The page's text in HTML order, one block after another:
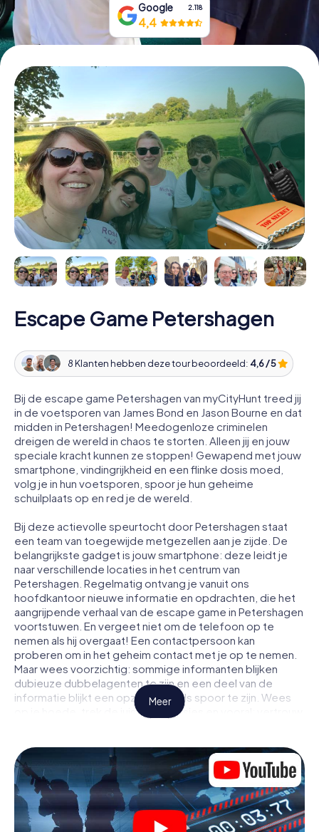
Google 2.118
4,4
Escape Game Petershagen
8 Klanten hebben deze tour beoordeeld: 4,6 / 5
Bij de escape game Petershagen van myCityHunt treed jij
in de voetsporen van James Bond en Jason Bourne en dat
midden in Petershagen! Meedogenloze criminelen
dreigen de wereld in chaos te storten. Alleen jij en jouw
speciale kracht kunnen ze stoppen! Gewapend met jouw
smartphone, vindingrijkheid en een flinke dosis moed,
volg je in hun voetsporen, spoor je hun geheime
schuilplaats op en red je de wereld.
Bij deze actievolle speurtocht door Petershagen staat
een team van toegewijde metgezellen aan je zijde. De
belangrijkste gadget is jouw smartphone: deze leidt je
naar verschillende locaties in het centrum van
Petershagen. Regelmatig ontvang je vanuit ons
hoofdkantoor nieuwe informatie en opdrachten, die het
aangrijpende verhaal van de escape game in Petershagen
voortstuwen. En vergeet niet om de telefoon op te
nemen als hij overgaat! Een contactpersoon kan
proberen om in het geheim contact met je op te nemen.
Maar wees voorzichtig: sommige informanten blijken
dubieuze dubbelagenten te zijn en een deel van de
informatie blijkt een opzettelijk vals spoor te zijn. Wees
op je hoede, trek de juiste conclusies en vooral: vertrouw
Anders dan in een klassieke escaperoom in Petershagen
zit je niet opgesloten in een kamer waaruit je jezelf binnen
een bepaald tijdvenster moet bevrijden. Met deze
speurtocht met een smartphone wordt heel Petershagen
jouw speelveld! De technische voorwaarden voor jouw
avontuur in Petershagen zijn een smartphone en toegang
Meer